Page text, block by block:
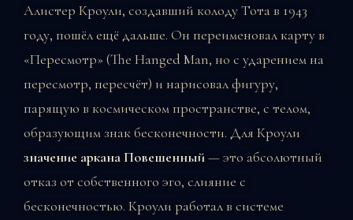
Алистер Кроули, создавший колоду Тота в 1943
году, пошёл ещё дальше. Он переименовал карту в
«Пересмотр» (The Hanged Man, но с ударением на
пересмотр, пересчёт) и нарисовал фигуру,
парящую в космическом пространстве, с телом,
образующим знак бесконечности. Для Кроули
значение аркана Повешенный— это абсолютный
отказ от собственного эго, слияние с
бесконечностью. Кроули работал в системе